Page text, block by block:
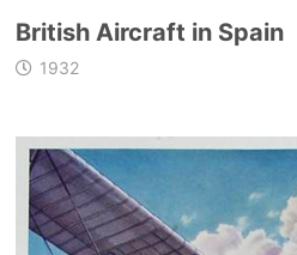
British Aircraft in Spain
1932